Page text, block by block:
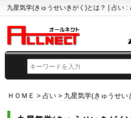
九星気学(きゅうせいきがく)とは？ | 占い :
ＨＯＭＥ > 占い > 九星気学(きゅうせい